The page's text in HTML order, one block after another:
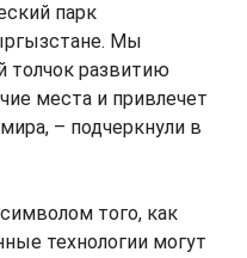
парк
Мы
толчок развитию
места и привлечет
– подчеркнули в
того, как
технологии могут